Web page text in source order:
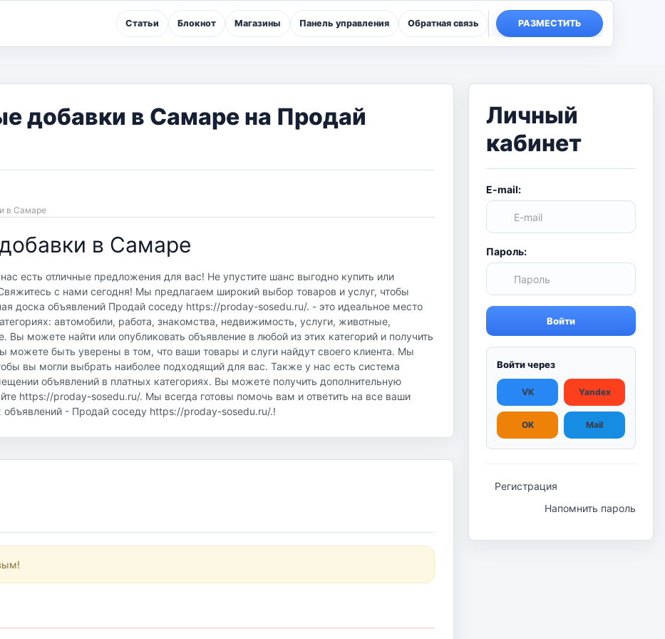
Статьи Блокнот Магазины Панель управления Обратная связь РАЗМЕСТИТЬ
добавки в Самаре на Продай
в Самаре
в Самаре
есть отличные предложения для вас! Не упустите шанс выгодно купить или
с нами сегодня! Мы предлагаем широкий выбор товаров и услуг, чтобы
доска объявлений Продай соседу https://proday-sosedu.ru/. - это идеальное место
автомобили, работа, знакомства, недвижимость, услуги, животные,
можете найти или опубликовать объявление в любой из этих категорий и получить
можете быть уверены в том, что ваши товары и слуги найдут своего клиента. Мы
вы могли выбрать наиболее подходящий для вас. Также у нас есть система
объявлений в платных категориях. Вы можете получить дополнительную
https://proday-sosedu.ru/. Мы всегда готовы помочь вам и ответить на все ваши
- Продай соседу https://proday-sosedu.ru/.!
Личный
кабинет
E-mail:
Пароль:
Войти
Войти через
VK Yandex
OK Mail
Регистрация
Напомнить пароль